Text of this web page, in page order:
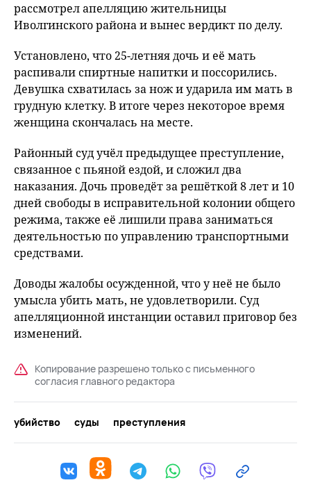
рассмотрел апелляцию жительницы
Иволгинского района и вынес вердикт по делу.
Установлено, что 25-летняя дочь и её мать
распивали спиртные напитки и поссорились.
Девушка схватилась за нож и ударила им мать в
грудную клетку. В итоге через некоторое время
женщина скончалась на месте.
Районный суд учёл предыдущее преступление,
связанное с пьяной ездой, и сложил два
наказания. Дочь проведёт за решёткой 8 лет и 10
дней свободы в исправительной колонии общего
режима, также её лишили права заниматься
деятельностью по управлению транспортными
средствами.
Доводы жалобы осужденной, что у неё не было
умысла убить мать, не удовлетворили. Суд
апелляционной инстанции оставил приговор без
изменений.
Копирование разрешено только с письменного
согласия главного редактора
убийство суды преступления